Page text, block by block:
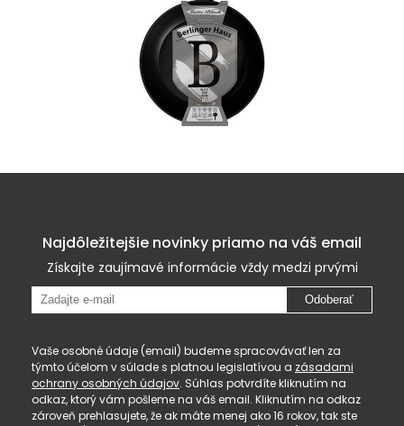
Najdôležitejšie novinky priamo na váš email
Získajte zaujímavé informácie vždy medzi prvými
Odoberať
Vaše osobné údaje (email) budeme spracovávať len za
týmto účelom v súlade s platnou legislatívou a zásadami
ochrany osobných údajov. Súhlas potvrdíte kliknutím na
odkaz, ktorý vám pošleme na váš email. Kliknutím na odkaz
zároveň prehlasujete, že ak máte menej ako 16 rokov, tak ste